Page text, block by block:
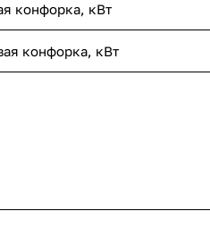
конфорка, кВт
конфорка, кВт